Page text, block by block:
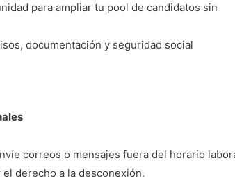
para ampliar tu pool de candidatos sin
documentación y seguridad social
correos o mensajes fuera del horario
derecho a la desconexión.